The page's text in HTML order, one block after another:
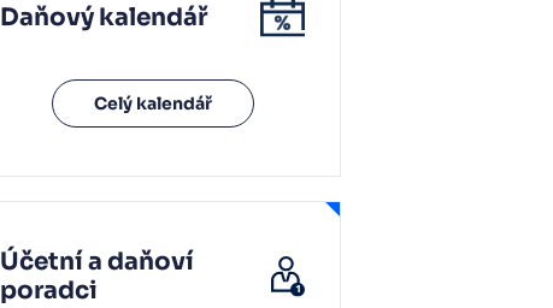
Daňový kalendář
Celý kalendář
Účetní a daňoví
poradci